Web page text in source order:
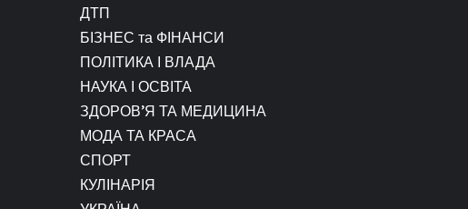
ДТП
БІЗНЕС та ФІНАНСИ
ПОЛІТИКА І ВЛАДА
НАУКА І ОСВІТА
ЗДОРОВ’Я ТА МЕДИЦИНА
МОДА ТА КРАСА
СПОРТ
КУЛІНАРІЯ